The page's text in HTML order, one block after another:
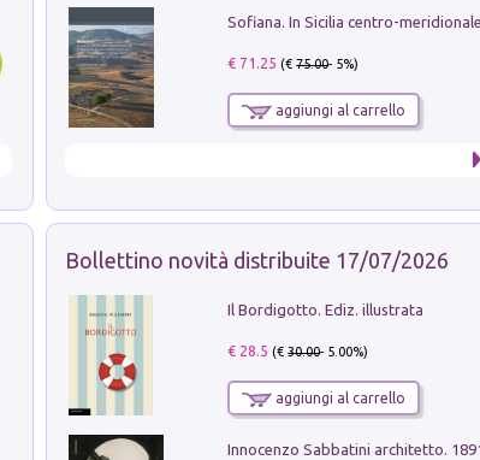
€ 71.25 (€75.00- 5%)
aggiungi al carrello
Bollettino novità distribuite 17/07/2026
Il Bordigotto. Ediz. illustrata
€ 28.5 (€30.00- 5.00%)
aggiungi al carrello
Innocenzo Sabbatini architetto.